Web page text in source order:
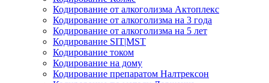
Кодирование от алкоголизма Актоплекс
Кодирование от алкоголизма на 3 года
Кодирование от алкоголизма на 5 лет
Кодирование SIT|MST
Кодирование током
Кодирование на дому
Кодирование препаратом Налтрексон